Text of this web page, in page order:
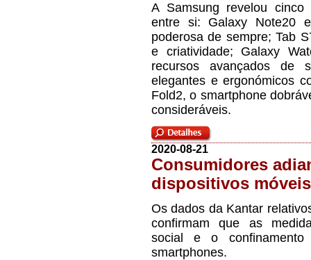
A Samsung revelou cinco
entre si: Galaxy Note20
poderosa de sempre; Tab
e criatividade; Galaxy
recursos avançados de
elegantes e ergonómicos
Fold2, o smartphone
consideráveis.
2020-08-21
Consumidores
dispositivos móveis
Os dados da Kantar
confirmam que as
social e o
smartphones.